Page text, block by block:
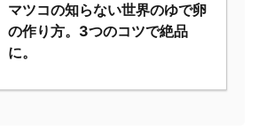
マツコの知らない世界のゆで卵
の作り方。3つのコツで絶品
に。